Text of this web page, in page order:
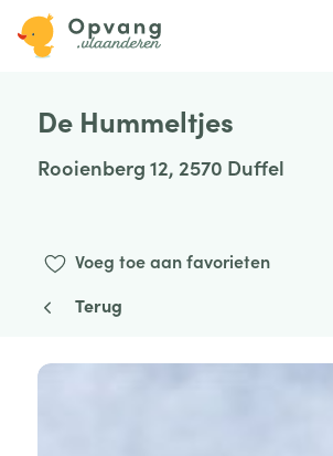
De Hummeltjes
Rooienberg 12, 2570 Duffel
Voeg toe aan favorieten
Terug